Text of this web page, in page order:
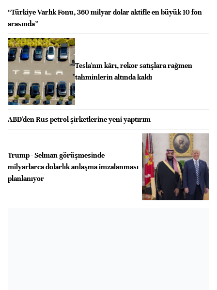
“Türkiye Varlık Fonu, 360 milyar dolar aktifle en büyük 10 fon
arasında”
Tesla'nın kârı, rekor satışlara rağmen
tahminlerin altında kaldı
ABD'den Rus petrol şirketlerine yeni yaptırım
Trump - Selman görüşmesinde
milyarlarca dolarlık anlaşma imzalanması
planlanıyor